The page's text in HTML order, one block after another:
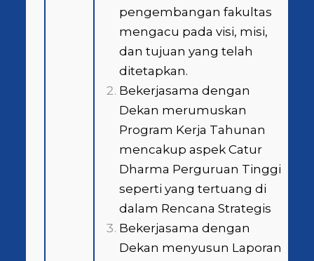
pengembangan fakultas
mengacu pada visi, misi,
dan tujuan yang telah
ditetapkan.
Bekerjasama dengan
Dekan merumuskan
Program Kerja Tahunan
mencakup aspek Catur
Dharma Perguruan Tinggi
seperti yang tertuang di
dalam Rencana Strategis
Bekerjasama dengan
Dekan menyusun Laporan